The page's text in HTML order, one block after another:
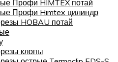
Профи HIMTEX потай
Профи Himtex цилиндр
HOBAU потай
клопы